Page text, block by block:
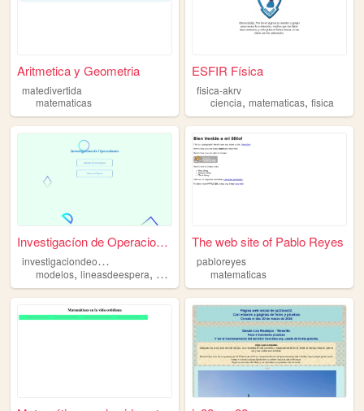
Aritmetica y Geometria
matedivertida
matematicas
ESFIR Física
fisica-akrv
ciencia,matematicas,fisica
Investigacíon de Operaciones
i
nvestigaciondeoperaciones
modelos, lineasdeespera, modelosdeinventarios,matematicas
The web site of Pablo Reyes
pabloreyes
matematicas